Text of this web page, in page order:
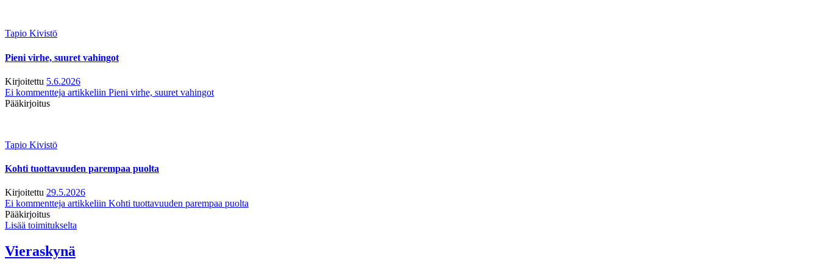
Tapio Kivistö
Pieni virhe, suuret vahingot
Kirjoitettu 5.6.2026
Ei kommentteja artikkeliin Pieni virhe, suuret vahingot
Pääkirjoitus
Tapio Kivistö
Kohti tuottavuuden parempaa puolta
Kirjoitettu 29.5.2026
Ei kommentteja artikkeliin Kohti tuottavuuden parempaa puolta
Pääkirjoitus
Lisää toimitukselta
Vieraskynä